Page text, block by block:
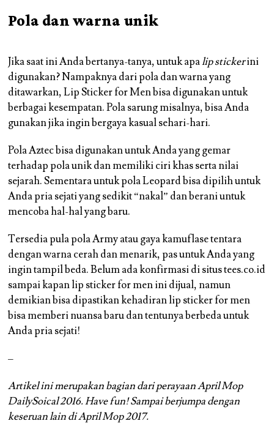
Pola dan warna unik
Jika saat ini Anda bertanya-tanya, untuk apalip stickerini
digunakan? Nampaknya dari pola dan warna yang
ditawarkan, Lip Sticker for Men bisa digunakan untuk
berbagai kesempatan. Pola sarung misalnya, bisa Anda
gunakan jika ingin bergaya kasual sehari-hari.
Pola Aztec bisa digunakan untuk Anda yang gemar
terhadap pola unik dan memiliki ciri khas serta nilai
sejarah. Sementara untuk pola Leopard bisa dipilih untuk
Anda pria sejati yang sedikit “nakal” dan berani untuk
mencoba hal-hal yang baru.
Tersedia pula pola Army atau gaya kamuflase tentara
dengan warna cerah dan menarik, pas untuk Anda yang
ingin tampil beda. Belum ada konfirmasi di situs tees.co.id
sampai kapan lip sticker for men ini dijual, namun
demikian bisa dipastikan kehadiran lip sticker for men
bisa memberi nuansa baru dan tentunya berbeda untuk
Anda pria sejati!
–
Artikel ini merupakan bagian dari perayaan April Mop
DailySoical 2016. Have fun! Sampai berjumpa dengan
keseruan lain di April Mop 2017.